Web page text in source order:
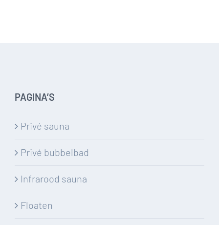
PAGINA’S
Privé sauna
Privé bubbelbad
Infrarood sauna
Floaten